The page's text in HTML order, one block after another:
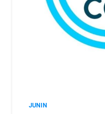
JUNIN